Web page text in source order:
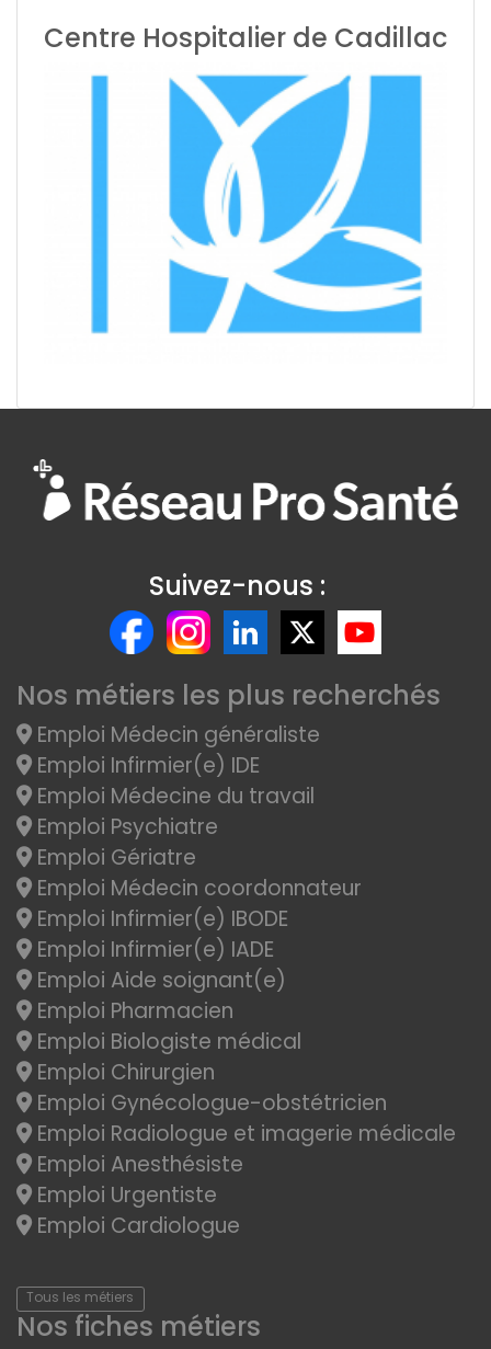
Centre Hospitalier de Cadillac
Suivez-nous :
Nos métiers les plus recherchés
Emploi Médecin généraliste
Emploi Infirmier(e) IDE
Emploi Médecine du travail
Emploi Psychiatre
Emploi Gériatre
Emploi Médecin coordonnateur
Emploi Infirmier(e) IBODE
Emploi Infirmier(e) IADE
Emploi Aide soignant(e)
Emploi Pharmacien
Emploi Biologiste médical
Emploi Chirurgien
Emploi Gynécologue-obstétricien
Emploi Radiologue et imagerie médicale
Emploi Anesthésiste
Emploi Urgentiste
Emploi Cardiologue
Tous les métiers
Nos fiches métiers